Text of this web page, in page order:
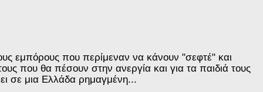
εμπόρους που περίμεναν να κάνουν "σεφτέ" και
που θα πέσουν στην ανεργία και για τα παιδιά τους
σε μια Ελλάδα ρημαγμένη...